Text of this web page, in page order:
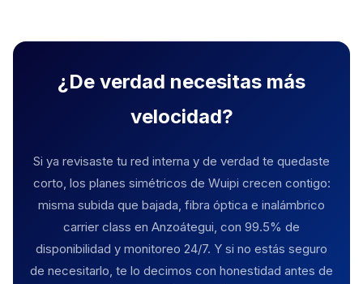
¿De verdad necesitas más
velocidad?
Si ya revisaste tu red interna y de verdad te quedaste
corto, los planes simétricos de Wuipi crecen contigo:
misma subida que bajada, fibra óptica e inalámbrico
carrier class en Anzoátegui, con 99.5% de
disponibilidad y monitoreo 24/7. Y si no estás seguro
de necesitarlo, te lo decimos con honestidad antes de